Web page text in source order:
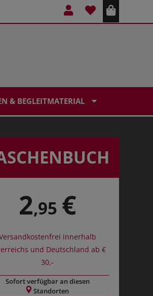
& BEGLEITMATERIAL
2,95 €
innerhalb
und Deutschland ab €
30,-
Sofort verfügbar an diesen
Standorten